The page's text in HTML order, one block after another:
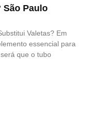
Paulo
Valetas? Em
essencial para
que o tubo